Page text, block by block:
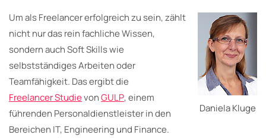
Daniela Kluge
Um als Freelancer erfolgreich zu sein, zählt
nicht nur das rein fachliche Wissen,
sondern auch Soft Skills wie
selbstständiges Arbeiten oder
Teamfähigkeit. Das ergibt die
Freelancer StudievonGULP, einem
führenden Personaldienstleister in den
Bereichen IT, Engineering und Finance.